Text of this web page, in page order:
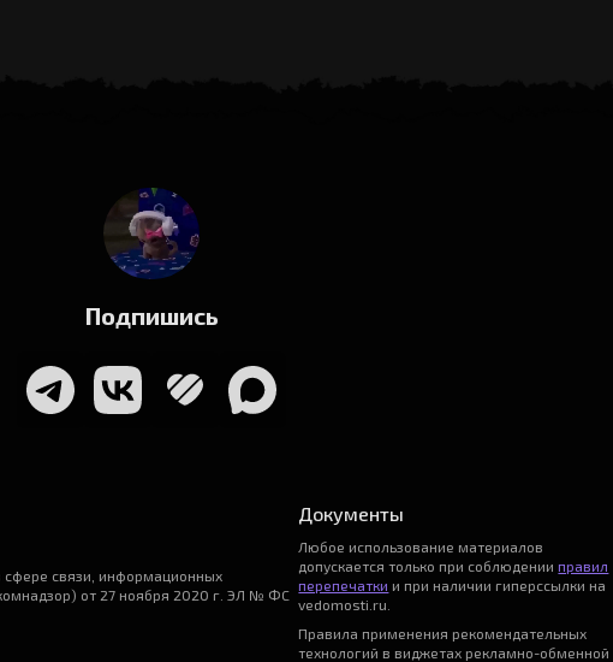
Подпишись
связи, информационных
от 27 ноября 2020 г. ЭЛ № ФС
Документы
Любое использование материалов
допускается только при соблюденииправил
перепечатки и при наличии гиперссылки на
vedomosti.ru.
Правила применения рекомендательных
технологий в виджетах рекламно-обменной